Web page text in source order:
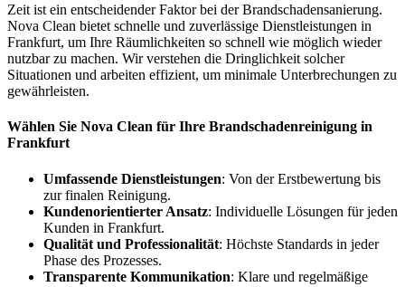
Zeit ist ein entscheidender Faktor bei der Brandschadensanierung.
Nova Clean bietet schnelle und zuverlässige Dienstleistungen in
Frankfurt, um Ihre Räumlichkeiten so schnell wie möglich wieder
nutzbar zu machen. Wir verstehen die Dringlichkeit solcher
Situationen und arbeiten effizient, um minimale Unterbrechungen zu
gewährleisten.
Wählen Sie Nova Clean für Ihre Brandschadenreinigung in
Frankfurt
Umfassende Dienstleistungen: Von der Erstbewertung bis
zur finalen Reinigung.
Kundenorientierter Ansatz: Individuelle Lösungen für jeden
Kunden in Frankfurt.
Qualität und Professionalität: Höchste Standards in jeder
Phase des Prozesses.
Transparente Kommunikation: Klare und regelmäßige